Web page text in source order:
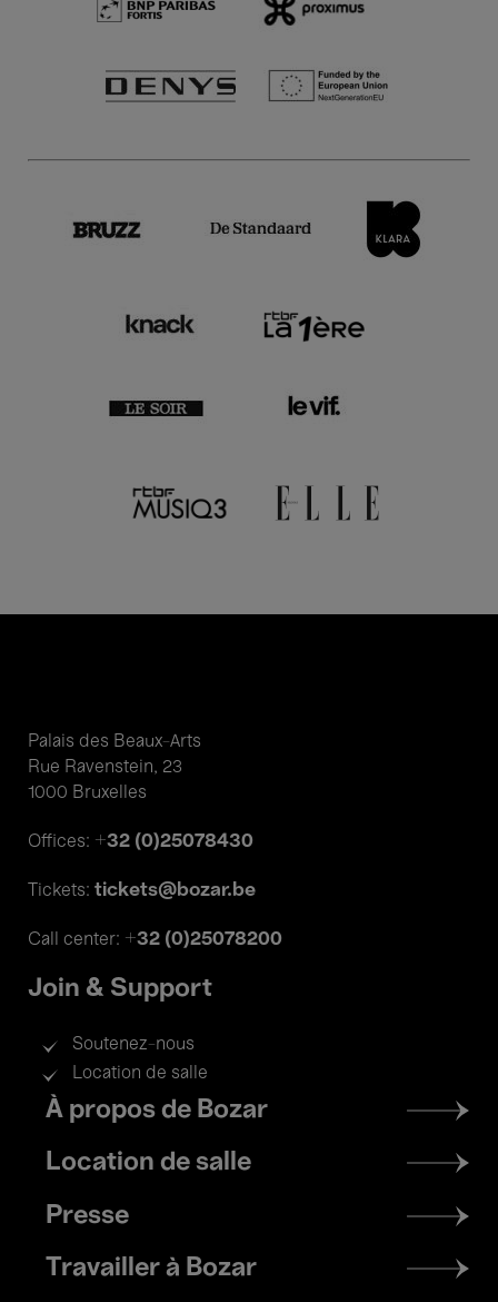
Palais des Beaux-Arts
Rue Ravenstein, 23
1000 Bruxelles
Offices: +32 (0)25078430
Tickets: tickets@bozar.be
Call center: +32 (0)25078200
Join & Support
Soutenez-nous
Location de salle
Footer
menu
À propos de Bozar
Location de salle
Presse
Travailler à Bozar